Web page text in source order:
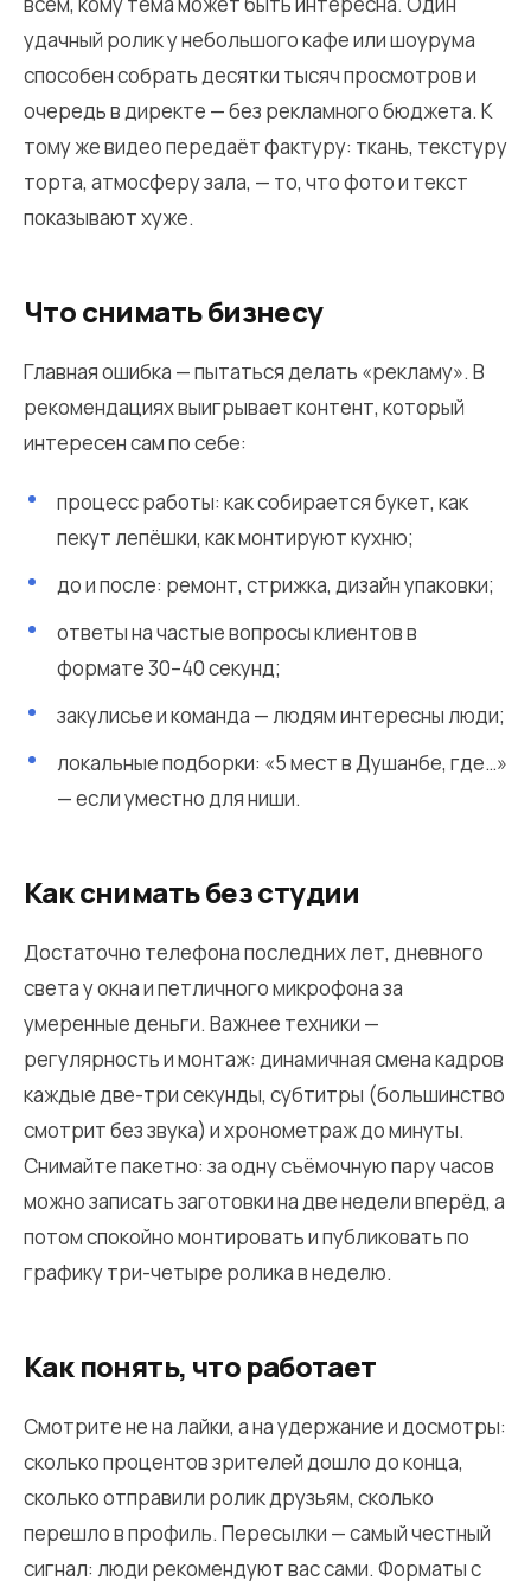
удачный ролик у небольшого кафе или шоурума
способен собрать десятки тысяч просмотров и
очередь в директе — без рекламного бюджета. К
тому же видео передаёт фактуру: ткань, текстуру
торта, атмосферу зала, — то, что фото и текст
показывают хуже.
Что снимать бизнесу
Главная ошибка — пытаться делать «рекламу». В
рекомендациях выигрывает контент, который
интересен сам по себе:
процесс работы: как собирается букет, как
пекут лепёшки, как монтируют кухню;
до и после: ремонт, стрижка, дизайн упаковки;
ответы на частые вопросы клиентов в
формате 30–40 секунд;
закулисье и команда — людям интересны люди;
локальные подборки: «5 мест в Душанбе, где…»
— если уместно для ниши.
Как снимать без студии
Достаточно телефона последних лет, дневного
света у окна и петличного микрофона за
умеренные деньги. Важнее техники —
регулярность и монтаж: динамичная смена кадров
каждые две-три секунды, субтитры (большинство
смотрит без звука) и хронометраж до минуты.
Снимайте пакетно: за одну съёмочную пару часов
можно записать заготовки на две недели вперёд, а
потом спокойно монтировать и публиковать по
графику три-четыре ролика в неделю.
Как понять, что работает
Смотрите не на лайки, а на удержание и досмотры:
сколько процентов зрителей дошло до конца,
сколько отправили ролик друзьям, сколько
перешло в профиль. Пересылки — самый честный
сигнал: люди рекомендуют вас сами. Форматы с